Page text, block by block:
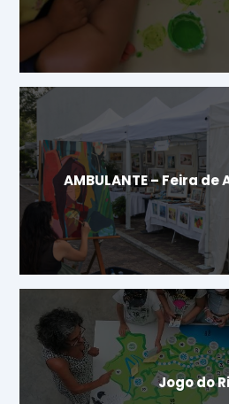
AMBULANTE – Feira
Jogo do